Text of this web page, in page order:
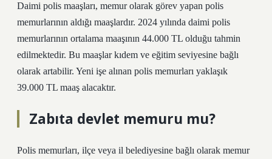
Daimi polis maaşları, memur olarak görev yapan polis
memurlarının aldığı maaşlardır. 2024 yılında daimi polis
memurlarının ortalama maaşının 44.000 TL olduğu tahmin
edilmektedir. Bu maaşlar kıdem ve eğitim seviyesine bağlı
olarak artabilir. Yeni işe alınan polis memurları yaklaşık
39.000 TL maaş alacaktır.
Zabıta devlet memuru mu?
Polis memurları, ilçe veya il belediyesine bağlı olarak memur